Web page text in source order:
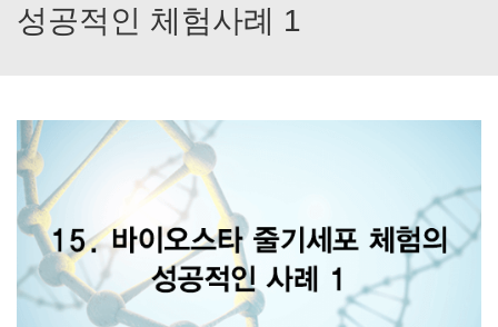
성공적인 체험사례 1